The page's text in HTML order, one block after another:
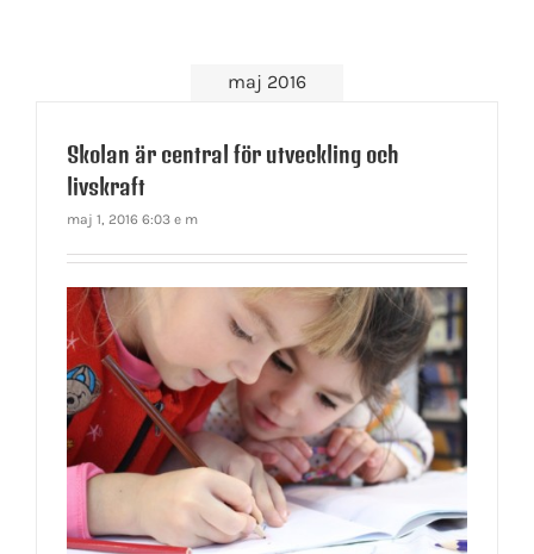
maj 2016
Skolan är central för utveckling och
livskraft
maj 1, 2016 6:03 e m